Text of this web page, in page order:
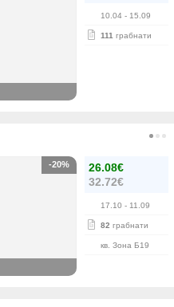
10.04 - 15.09
111 грабнати
26.08€
32.72€
17.10 - 11.09
82 грабнати
кв. Зона Б19
-20%